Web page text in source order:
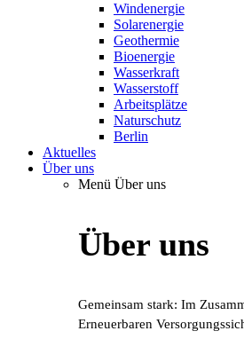
Windenergie
Solarenergie
Geothermie
Bioenergie
Wasserkraft
Wasserstoff
Arbeitsplätze
Naturschutz
Berlin
Aktuelles
Über uns
Menü Über uns
Über uns
Gemeinsam stark: Im
Erneuerbaren